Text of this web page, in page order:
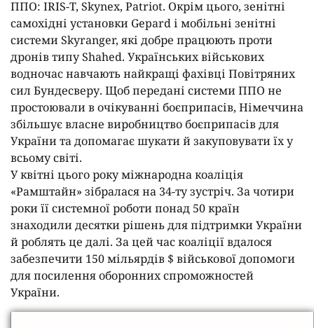
ППО: IRIS-T, Skynex, Patriot. Окрім цього, зенітні
самохідні установки Gepard і мобільні зенітні
системи Skyranger, які добре працюють проти
дронів типу Shahed. Українських військових
водночас навчають найкращі фахівці Повітряних
сил Бундесверу. Щоб передані системи ППО не
простоювали в очікуванні боєприпасів, Німеччина
збільшує власне виробництво боєприпасів для
України та допомагає шукати й закуповувати їх у
всьому світі.
У квітні цього року міжнародна коаліція
«Рамштайн» зібралася на 34-ту зустріч. За чотири
роки її системної роботи понад 50 країн
знаходили десятки рішень для підтримки України
й роблять це далі. За цей час коаліції вдалося
забезпечити 150 мільярдів $ військової допомоги
для посилення оборонних спроможностей
України.